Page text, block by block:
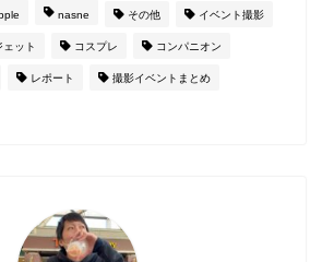
nasne その他 イベント撮影
ェット コスプレ コンパニオン
レポート 撮影イベントまとめ